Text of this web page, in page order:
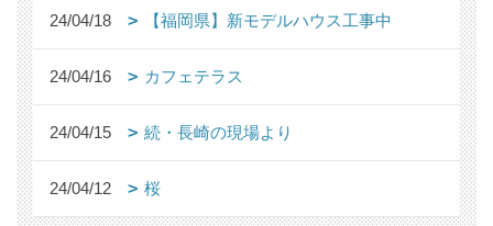
24/04/18 【福岡県】新モデルハウス工事中
24/04/16 カフェテラス
24/04/15 続・長崎の現場より
24/04/12 桜